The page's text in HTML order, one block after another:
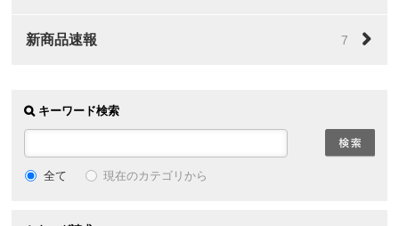
新商品速報 7
キーワード検索
全て 現在のカテゴリから